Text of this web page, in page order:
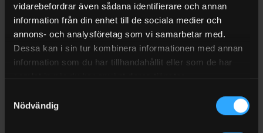
vidarebefordrar även sådana identifierare och annan
information från din enhet till de sociala medier och
annons- och analysföretag som vi samarbetar med.
Dessa kan i sin tur kombinera informationen med annan
information som du har tillhandahållit eller som de har
Nödvändig
IBC Adapter bottenventil S60x6inner – 2” BSP
ytter
Adapter för att koppla mot trädgårdsslangar eller annat.
S60x6 inner – 2″ BSP ytter